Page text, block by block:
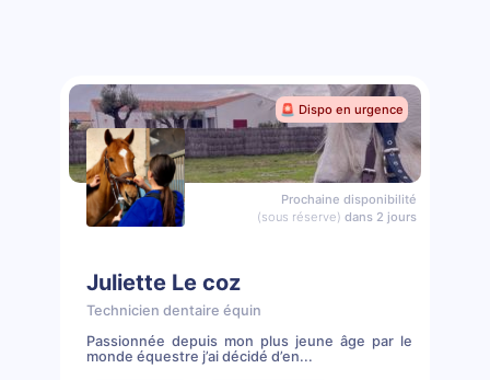
🚨 Dispo en urgence
Prochaine disponibilité
(sous réserve) dans 2 jours
Juliette Le coz
Technicien dentaire équin
Passionnée depuis mon plus jeune âge par le
monde équestre j’ai décidé d’en...